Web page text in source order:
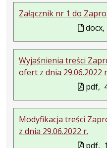
Załącznik nr 1 do
docx,
Wyjaśnienia treści
ofert z dnia 29.06.2022
pdf,
Modyfikacja treści
z dnia 29.06.2022 r.
pdf,